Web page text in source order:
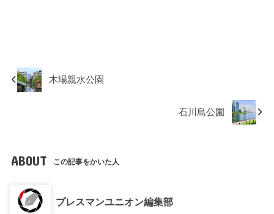
木場親水公園
石川島公園
ABOUT この記事をかいた人
プレスマンユニオン編集部